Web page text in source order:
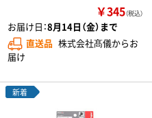
￥345（税込）
お届け日：8月14日（金）まで
直送品 株式会社髙儀からお
届け
新着